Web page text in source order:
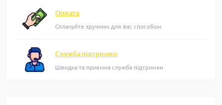
Оплата
Сплачуйте зручним для вас способом
Служба підтримки
Швидка та приємна служба підтримки